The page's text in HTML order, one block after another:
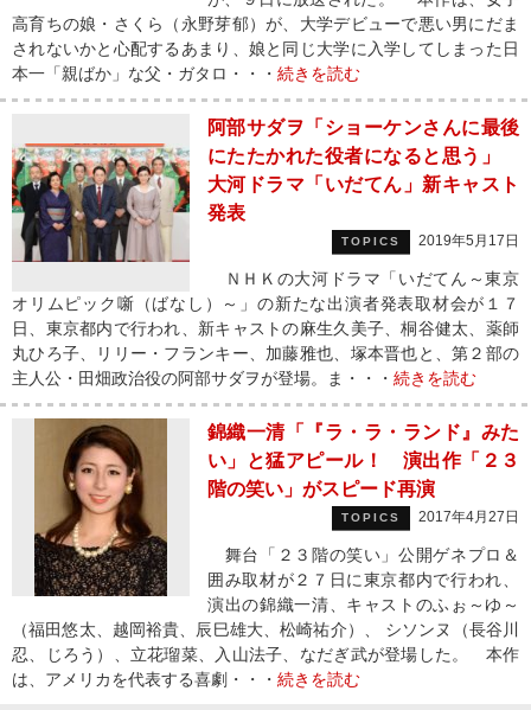
高育ちの娘・さくら（永野芽郁）が、大学デビューで悪い男にだま
されないかと心配するあまり、娘と同じ大学に入学してしまった日
本一「親ばか」な父・ガタロ・・・ 続きを読む
阿部サダヲ「ショーケンさんに最後
にたたかれた役者になると思う」
大河ドラマ「いだてん」新キャスト
発表
TOPICS 2019年5月17日
ＮＨＫの大河ドラマ「いだてん～東京
オリムピック噺（ばなし）～」の新たな出演者発表取材会が１７
日、東京都内で行われ、新キャストの麻生久美子、桐谷健太、薬師
丸ひろ子、リリー・フランキー、加藤雅也、塚本晋也と、第２部の
主人公・田畑政治役の阿部サダヲが登場。ま・・・ 続きを読む
錦織一清「『ラ・ラ・ランド』みた
い」と猛アピール！ 演出作「２３
階の笑い」がスピード再演
TOPICS 2017年4月27日
舞台「２３階の笑い」公開ゲネプロ＆
囲み取材が２７日に東京都内で行われ、
演出の錦織一清、キャストのふぉ～ゆ～
（福田悠太、越岡裕貴、辰巳雄大、松崎祐介）、 シソンヌ（長谷川
忍、じろう）、立花瑠菜、入山法子、なだぎ武が登場した。 本作
は、アメリカを代表する喜劇・・・ 続きを読む